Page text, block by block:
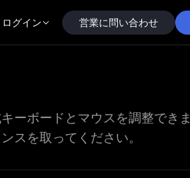
ログイン 営業に問い合わせ
ーボードとマウスを調整できま
スを取ってください。